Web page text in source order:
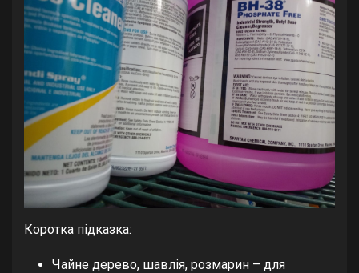
Коротка підказка:
Чайне дерево, шавлія, розмарин – для